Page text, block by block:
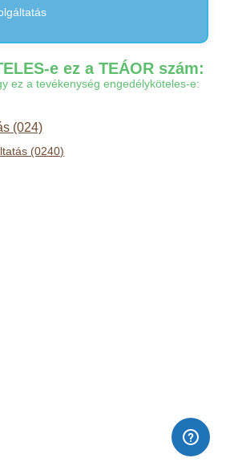
e ez a TEÁOR szám:
ez a tevékenység engedélyköteles-e:
(024)
(0240)